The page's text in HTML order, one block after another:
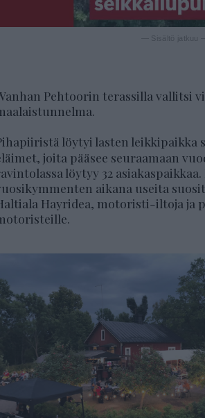
— Sisältö jatkuu —
Pehtoorin terassilla vallitsi
löytyi lasten leikkipaikka
joita pääsee seuraamaan
löytyy 32
aikana useita
Hayridea, motoristi-iltoja ja